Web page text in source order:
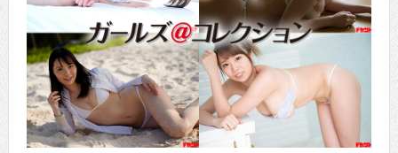
CINEMA×STYLE 293号